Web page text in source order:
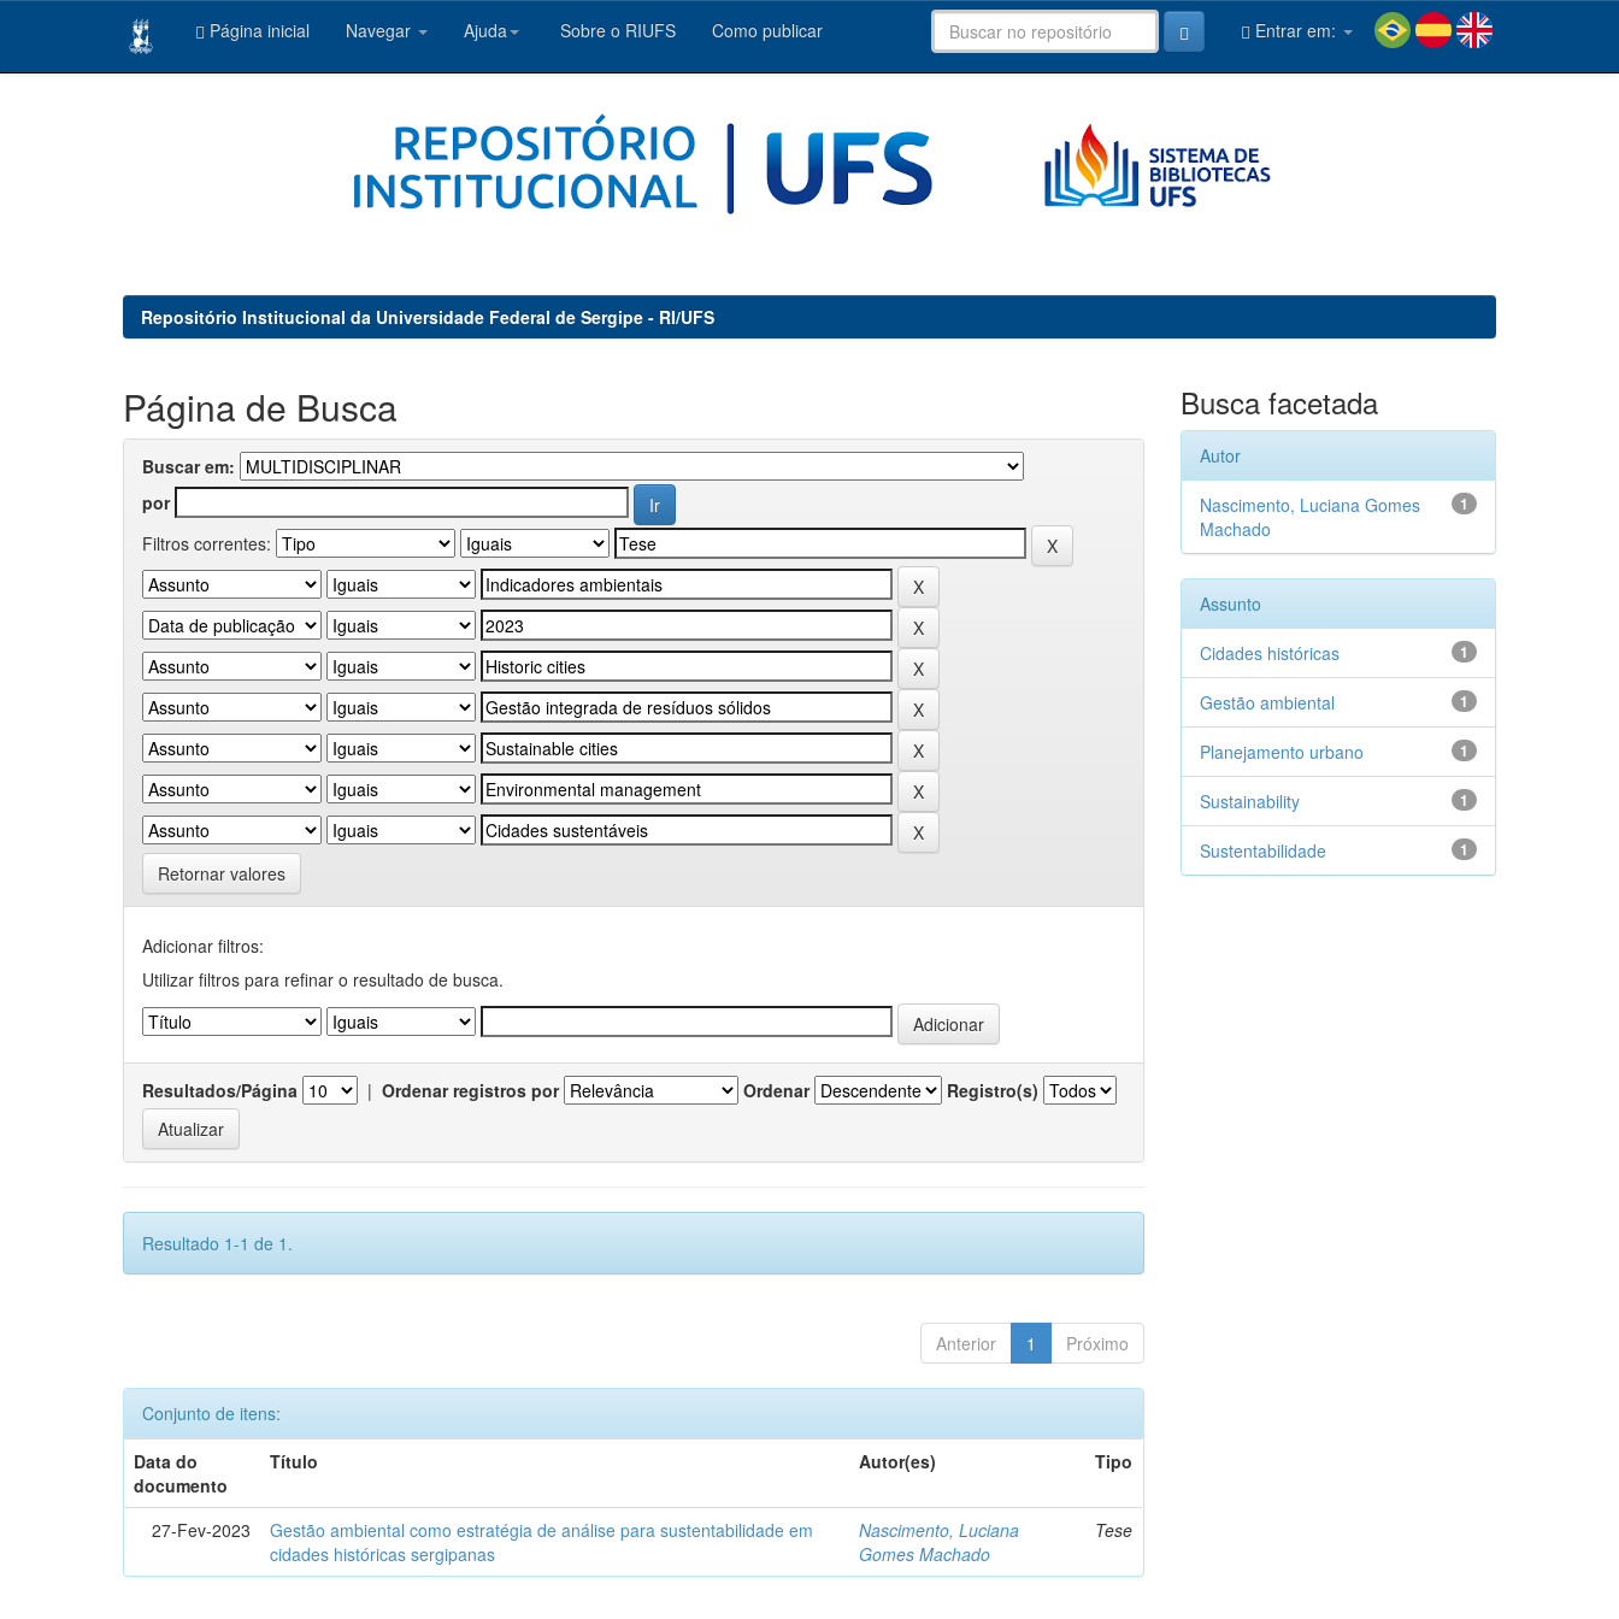
Página inicial Navegar Ajuda Sobre o RIUFS Como publicar Entrar em:
Repositório Institucional da Universidade Federal de Sergipe - RI/UFS
Página de Busca
Buscar em:
por
Filtros correntes:
Retornar valores
Adicionar filtros:
Utilizar filtros para refinar o resultado de busca.
Resultados/Página | Ordenar registros por Ordenar Registro(s)
Resultado 1-1 de 1.
Anterior 1 Próximo
Conjunto de itens:
Data do
documento
Título Autor(es) Tipo
27-Fev-2023
Gestão ambiental como estratégia de análise para sustentabilidade em
cidades históricas sergipanas
Nascimento, Luciana
Gomes Machado
Tese
Busca facetada
Autor
1
Nascimento, Luciana Gomes
Machado
Assunto
1
Cidades históricas
1
Gestão ambiental
1
Planejamento urbano
1
Sustainability
1
Sustentabilidade